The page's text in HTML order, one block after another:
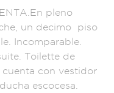
TA.En pleno
un decimo piso
Incomparable.
Toi lette de
con vestidor
escocesa.